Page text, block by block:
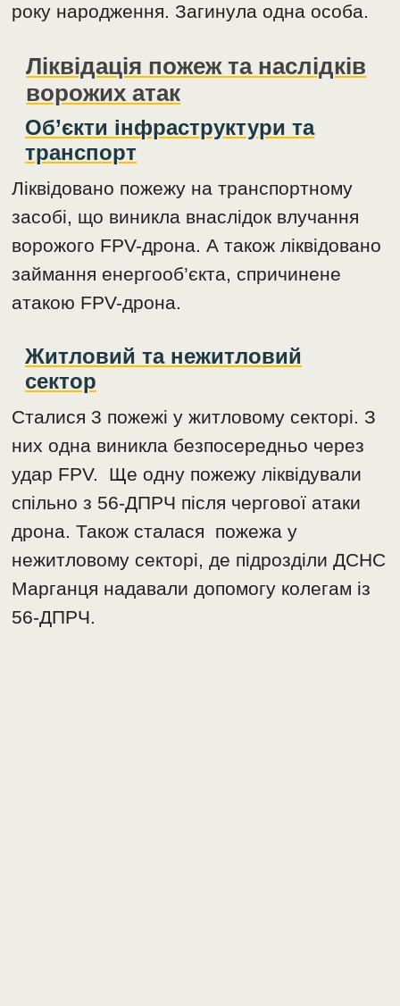
року народження. Загинула одна особа.
Ліквідація пожеж та наслідків
ворожих атак
Об’єкти інфраструктури та
транспорт
Ліквідовано пожежу на транспортному
засобі, що виникла внаслідок влучання
ворожого FPV-дрона. А також ліквідовано
займання енергооб’єкта, спричинене
атакою FPV-дрона.
Житловий та нежитловий
сектор
Сталися 3 пожежі у житловому секторі. З
них одна виникла безпосередньо через
удар FPV. Ще одну пожежу ліквідували
спільно з 56-ДПРЧ після чергової атаки
дрона. Також сталася пожежа у
нежитловому секторі, де підрозділи ДСНС
Марганця надавали допомогу колегам із
56-ДПРЧ.